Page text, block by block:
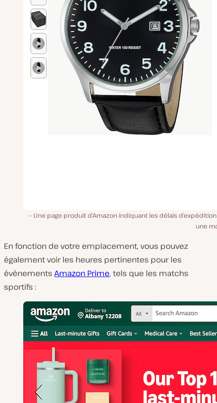
Une page produit d’Amazon indiquant les délais
une
En fonction de votre emplacement, vous pouvez
également voir les heures pertinentes pour les
évènements Amazon Prime, tels que les matchs
sportifs :